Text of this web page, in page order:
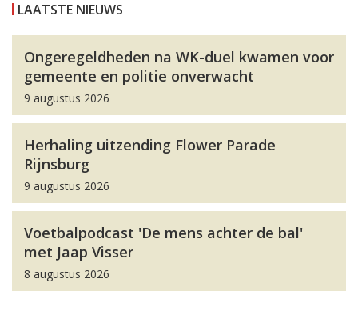
LAATSTE NIEUWS
Ongeregeldheden na WK-duel kwamen voor
gemeente en politie onverwacht
9 augustus 2026
Herhaling uitzending Flower Parade
Rijnsburg
9 augustus 2026
Voetbalpodcast 'De mens achter de bal'
met Jaap Visser
8 augustus 2026